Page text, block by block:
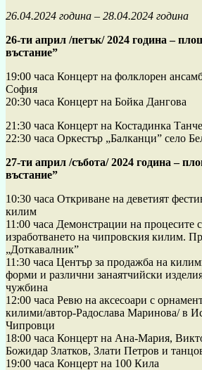
26.04.2024 година – 28.04.2024 година
26-ти април /петък/ 2024 година –
въстание”
19:00 часа Концерт на фолклорен
София
20:30 часа Концерт на Бойка Дангова
21:30 часа Концерт на Костадинка
22:30 часа Оркестър „Балканци” село
27-ти април /събота/ 2024 година –
въстание”
10:30 часа Откриване на деветият
килим
11:00 часа Демонстрации на процесите
изработването на чипровския килим.
„Доткавалник”
11:30 часа Център за продажба на
форми и различни занаятчийски
чужбина
12:00 часа Ревю на аксесоари с
килими/автор-Радослава Маринова/ в
Чипровци
18:00 часа Концерт на Ана-Мария,
Божидар Златков, Злати Петров и
19:00 часа Концерт на 100 Кила